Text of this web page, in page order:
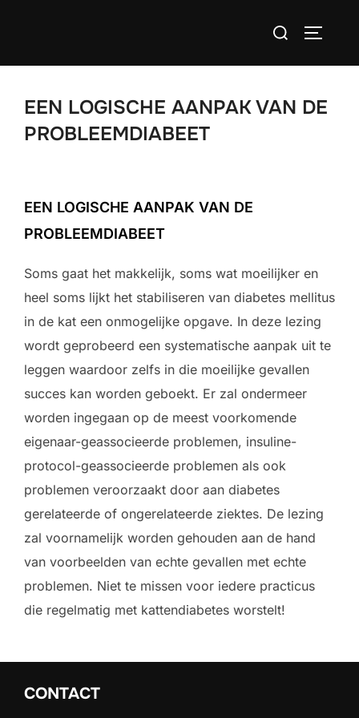
Zoek
EEN LOGISCHE AANPAK VAN DE
PROBLEEMDIABEET
EEN LOGISCHE AANPAK VAN DE
PROBLEEMDIABEET
Soms gaat het makkelijk, soms wat moeilijker en
heel soms lijkt het stabiliseren van diabetes mellitus
in de kat een onmogelijke opgave. In deze lezing
wordt geprobeerd een systematische aanpak uit te
leggen waardoor zelfs in die moeilijke gevallen
succes kan worden geboekt. Er zal ondermeer
worden ingegaan op de meest voorkomende
eigenaar-geassocieerde problemen, insuline-
protocol-geassocieerde problemen als ook
problemen veroorzaakt door aan diabetes
gerelateerde of ongerelateerde ziektes. De lezing
zal voornamelijk worden gehouden aan de hand
van voorbeelden van echte gevallen met echte
problemen. Niet te missen voor iedere practicus
die regelmatig met kattendiabetes worstelt!
CONTACT